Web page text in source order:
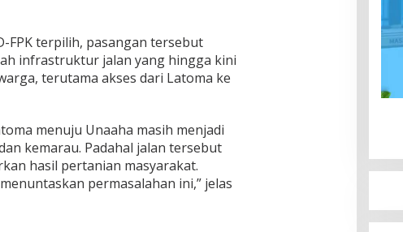
FPK terpilih, pasangan tersebut
infrastruktur jalan yang hingga kini
terutama akses dari Latoma ke
menuju Unaaha masih menjadi
kemarau. Padahal jalan tersebut
hasil pertanian masyarakat.
permasalahan ini,” jelas